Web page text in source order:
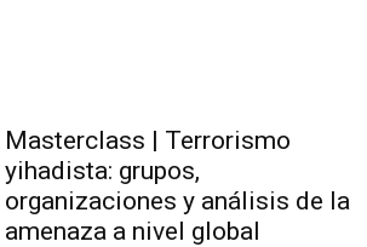
Masterclass | Terrorismo
yihadista: grupos,
organizaciones y análisis de la
amenaza a nivel global